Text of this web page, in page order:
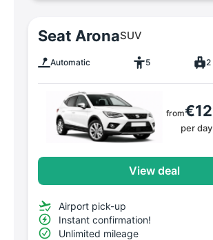
Seat AronaSUV
Automatic 5 2
from€12
per day
View deal
Airport pick-up
Instant confirmation!
Unlimited mileage